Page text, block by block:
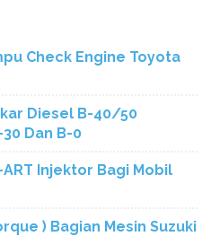
Check Engine Toyota
Diesel B-40/50
Dan B-0
Injektor Bagi Mobil
) Bagian Mesin Suzuki